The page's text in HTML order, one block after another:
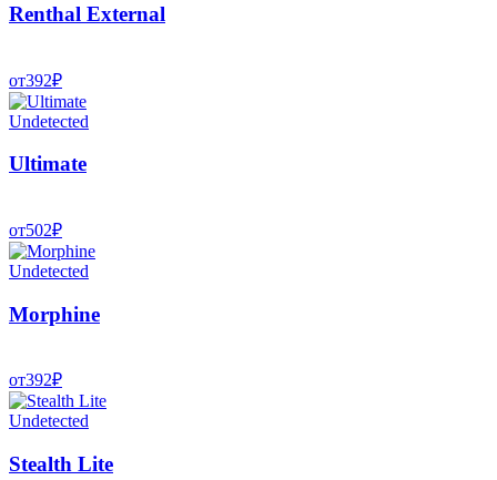
Renthal External
от392₽
Undetected
Ultimate
от502₽
Undetected
Morphine
от392₽
Undetected
Stealth Lite